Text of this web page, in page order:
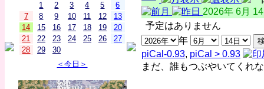
1
2 3 4 5
6
7
8 9 10 11 12
13
14
15 16 17 18 19
20
21
22 23 24 25 26
27
28
29
30
＜今日＞
2026年 6月
予定はありません
年
piCal-0.93, piCal > 0.93
まだ、誰もつぶやいてくれ